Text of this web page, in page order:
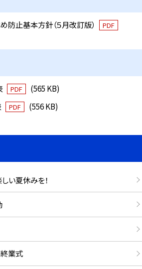
防止基本方針（５月改訂版） PDF
PDF
(565 KB)
PDF (556 KB)
い夏休みを！
業式